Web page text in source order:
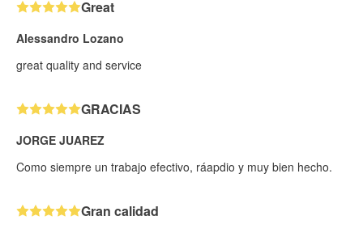
Great
Alessandro Lozano
great quality and service
GRACIAS
JORGE JUAREZ
Como siempre un trabajo efectivo, ráapdio y muy bien hecho.
Gran calidad